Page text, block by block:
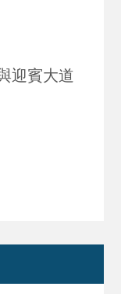
迎賓大道